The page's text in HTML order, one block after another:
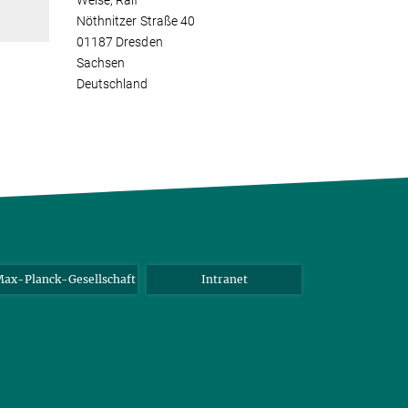
Nöthnitzer Straße 40
01187 Dresden
Sachsen
Deutschland
Planck-Gesellschaft Intranet